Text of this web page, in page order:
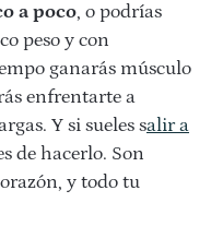
a poco, o podrías
peso y con
ganarás músculo
enfrentarte a
Y si sueles salir a
de hacerlo. Son
y todo tu